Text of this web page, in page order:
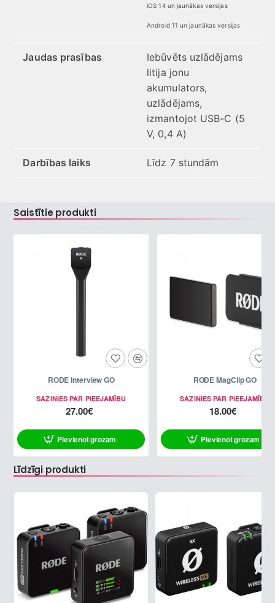
iOS 14 un jaunākas versijas
Android 11 un jaunākas versijas
Jaudas prasības
Iebūvēts uzlādējams
litija jonu
akumulators,
uzlādējams,
izmantojot USB-C (5
V, 0,4 A)
Darbības laiks Līdz 7 stundām
Saistītie produkti
SAZINIES PAR PIEEJAMĪBU
RODE Interview GO
27.00€
Pievienot grozam
SAZINIES PAR PIEEJAMĪBU
RODE MagClip GO
18.00€
Pievienot grozam
Līdzīgi produkti